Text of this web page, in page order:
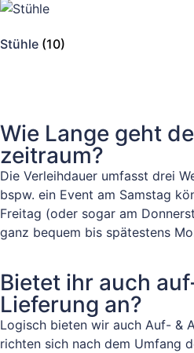
Stühle (10)
Wie Lange geht
zeitraum?
Die Verleihdauer umfasst drei
bspw. ein Event am Samstag
Freitag (oder sogar am
ganz bequem bis spätestens
Bietet ihr auch
Lieferung an?
Logisch bieten wir auch Auf- &
richten sich nach dem Umfang